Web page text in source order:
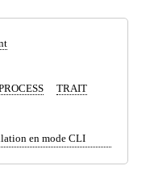
TRAIT
en mode CLI